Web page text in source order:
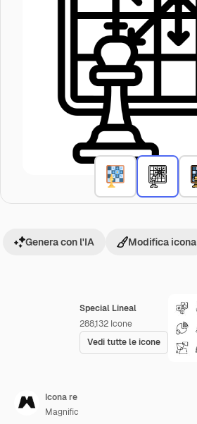
Special Lineal
288,132 Icone
Vedi tutte le icone
Genera con l'IA Modifica icona
Icona re
Magnific